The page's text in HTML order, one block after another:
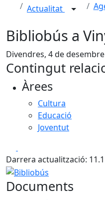
Actualitat
Bibliobús a
Divendres, 4 de
Contingut
Àrees
Cultura
Educació
Joventut
Darrera actualització:
Bibliobús
Documents